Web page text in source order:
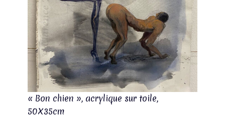
« Bon chien », acrylique sur toile,
50X35cm